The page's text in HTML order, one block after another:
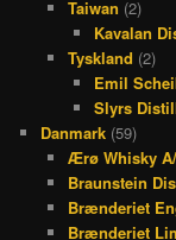
Taiwan (2)
Kavalan
Tyskland (2)
Emil
Slyrs
Danmark (59)
Ærø Whisky
Braunstein
Brænderiet
Brænderiet